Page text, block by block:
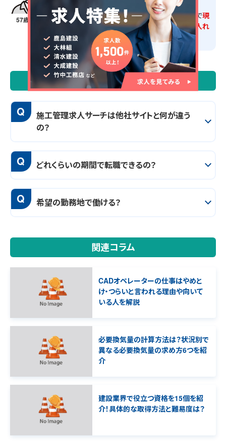
57歳・男性 建設派遣業を30年以上やっている会社なので現
場にもよく知られていて、スムーズに仕事に入れ
る等の安心感があります。
よくある質問
Q
施工管理求人サーチは他社サイトと何が違う
の？
Q どれくらいの期間で転職できるの？
Q 希望の勤務地で働ける？
関連コラム
CADオペレーターの仕事はやめと
け・つらいと言われる理由や向いて
いる人を解説
必要換気量の計算方法は？状況別で
異なる必要換気量の求め方6つを紹
介
建設業界で役立つ資格を15個を紹
介！具体的な取得方法と難易度は？